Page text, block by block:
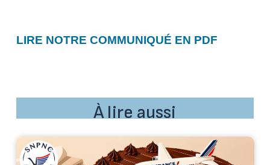
LIRE NOTRE COMMUNIQUÉ EN PDF
À lire aussi